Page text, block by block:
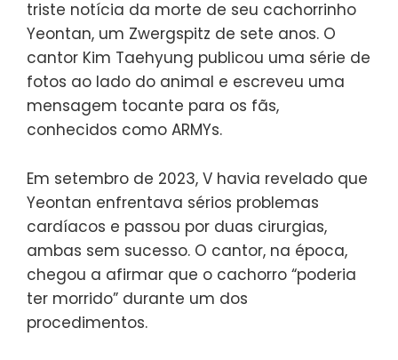
triste notícia da morte de seu cachorrinho
Yeontan, um Zwergspitz de sete anos. O
cantor Kim Taehyung publicou uma série de
fotos ao lado do animal e escreveu uma
mensagem tocante para os fãs,
conhecidos como ARMYs.
Em setembro de 2023, V havia revelado que
Yeontan enfrentava sérios problemas
cardíacos e passou por duas cirurgias,
ambas sem sucesso. O cantor, na época,
chegou a afirmar que o cachorro “poderia
ter morrido” durante um dos
procedimentos.